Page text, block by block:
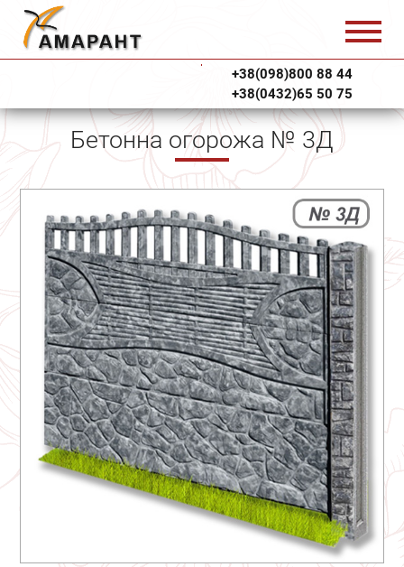
+38(098)800 88 44
+38(0432)65 50 75
Бетонна огорожа № 3Д